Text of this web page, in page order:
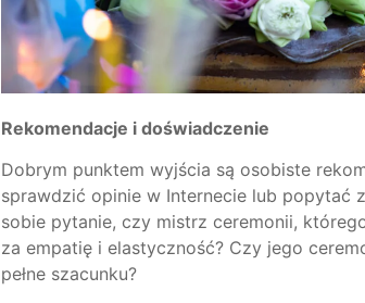
Rekomendacje i doświadczenie
Dobrym punktem wyjścia są osobiste
sprawdzić opinie w Internecie lub popytać
sobie pytanie, czy mistrz ceremonii,
za empatię i elastyczność? Czy jego
pełne szacunku?